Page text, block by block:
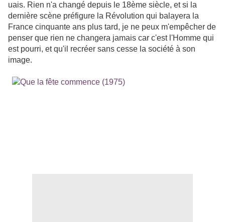
uais. Rien n'a changé depuis le 18ème siècle, et si la
dernière scène préfigure la Révolution qui balayera la
France cinquante ans plus tard, je ne peux m'empêcher de
penser que rien ne changera jamais car c'est l'Homme qui
est pourri, et qu'il recréer sans cesse la société à son
image.